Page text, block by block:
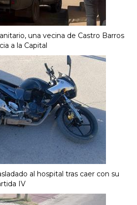
una vecina de Castro Barros
a la Capital
al hospital tras caer con su
IV